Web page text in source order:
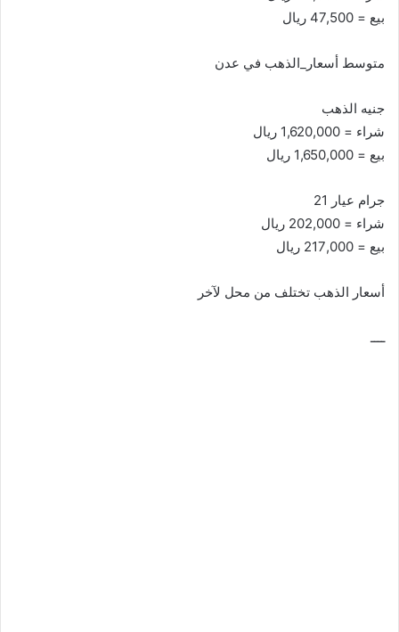
بيع = 47,500 ريال
متوسط أسعار_الذهب في عدن
جنيه الذهب
شراء = 1,620,000 ريال
بيع = 1,650,000 ريال
جرام عيار 21
شراء = 202,000 ريال
بيع = 217,000 ريال
أسعار الذهب تختلف من محل لآخر
ــــ